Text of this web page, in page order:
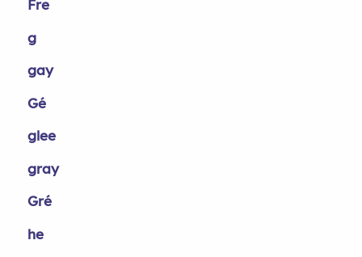
Fre
g
gay
Gé
glee
gray
Gré
he